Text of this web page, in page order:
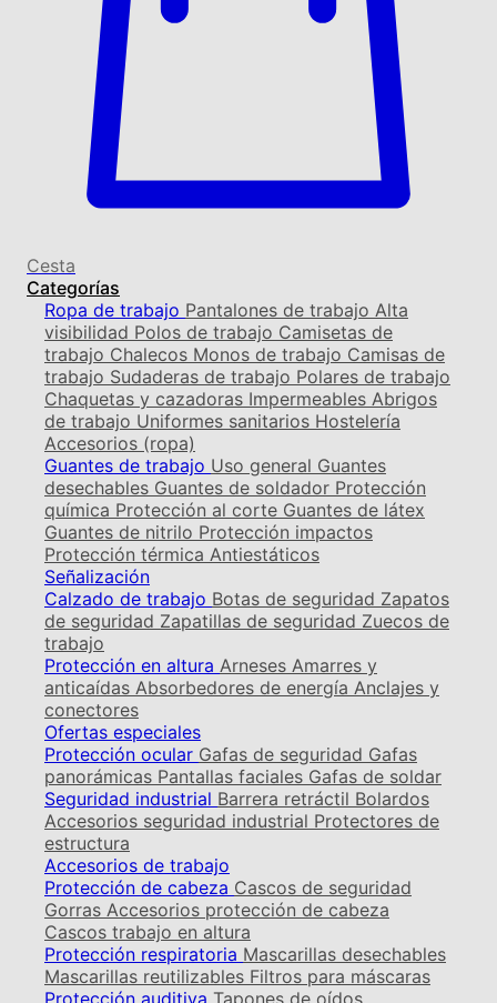
Cesta
Categorías
Ropa de trabajo Pantalones de trabajo Alta
visibilidad Polos de trabajo Camisetas de
trabajo Chalecos Monos de trabajo Camisas de
trabajo Sudaderas de trabajo Polares de trabajo
Chaquetas y cazadoras Impermeables Abrigos
de trabajo Uniformes sanitarios Hostelería
Accesorios (ropa)
Guantes de trabajo Uso general Guantes
desechables Guantes de soldador Protección
química Protección al corte Guantes de látex
Guantes de nitrilo Protección impactos
Protección térmica Antiestáticos
Señalización
Calzado de trabajo Botas de seguridad Zapatos
de seguridad Zapatillas de seguridad Zuecos de
trabajo
Protección en altura Arneses Amarres y
anticaídas Absorbedores de energía Anclajes y
conectores
Ofertas especiales
Protección ocular Gafas de seguridad Gafas
panorámicas Pantallas faciales Gafas de soldar
Seguridad industrial Barrera retráctil Bolardos
Accesorios seguridad industrial Protectores de
estructura
Accesorios de trabajo
Protección de cabeza Cascos de seguridad
Gorras Accesorios protección de cabeza
Cascos trabajo en altura
Protección respiratoria Mascarillas desechables
Mascarillas reutilizables Filtros para máscaras
Protección auditiva Tapones de oídos